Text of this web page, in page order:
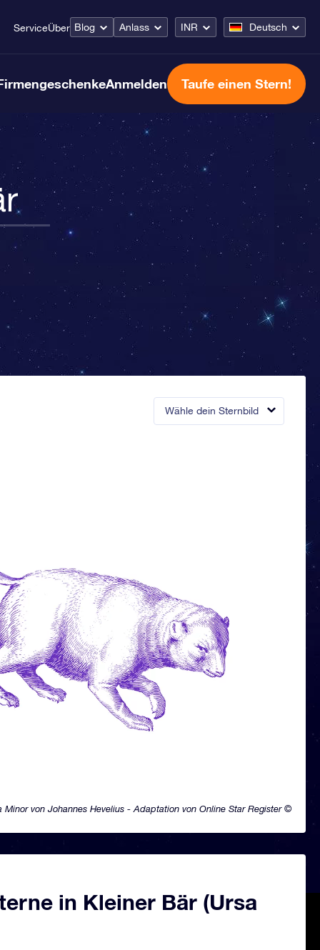
ServiceÜber Blog Anlass INR Deutsch
Anmelden Taufe einen Stern!
Wähle dein Sternbild
Minor von Johannes Hevelius - Adaptation von Online Star Register ©
in Kleiner Bär (Ursa